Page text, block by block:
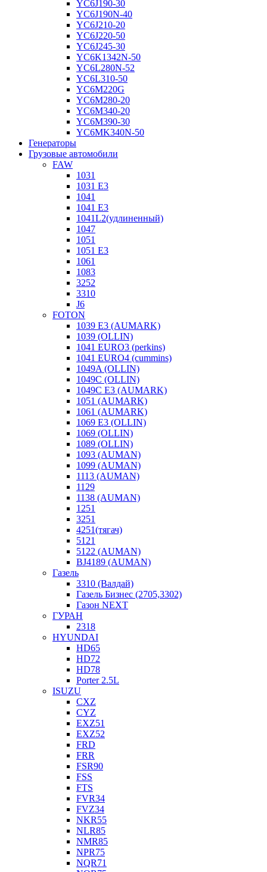
YC6J190-30
YC6J190N-40
YC6J210-20
YC6J220-50
YC6J245-30
YC6K1342N-50
YC6L280N-52
YC6L310-50
YC6M220G
YC6M280-20
YC6M340-20
YC6M390-30
YC6MK340N-50
Генераторы
Грузовые автомобили
FAW
1031
1031 E3
1041
1041 E3
1041L2(удлиненный)
1047
1051
1051 E3
1061
1083
3252
3310
J6
FOTON
1039 E3 (AUMARK)
1039 (OLLIN)
1041 EURO3 (perkins)
1041 EURO4 (cummins)
1049A (OLLIN)
1049C (OLLIN)
1049С E3 (AUMARK)
1051 (AUMARK)
1061 (AUMARK)
1069 E3 (OLLIN)
1069 (OLLIN)
1089 (OLLIN)
1093 (AUMAN)
1099 (AUMAN)
1113 (AUMAN)
1129
1138 (AUMAN)
1251
3251
4251(тягач)
5121
5122 (AUMAN)
BJ4189 (AUMAN)
Газель
3310 (Валдай)
Газель Бизнес (2705,3302)
Газон NEXT
ГУРАН
2318
HYUNDAI
HD65
HD72
HD78
Porter 2.5L
ISUZU
CXZ
CYZ
EXZ51
EXZ52
FRD
FRR
FSR90
FSS
FTS
FVR34
FVZ34
NKR55
NLR85
NMR85
NPR75
NQR71